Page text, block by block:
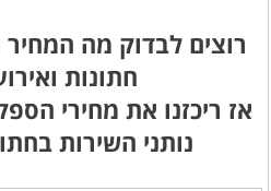
רוצים לבדוק מה
חתונות
אז ריכזנו את מחירי
נותני השירות